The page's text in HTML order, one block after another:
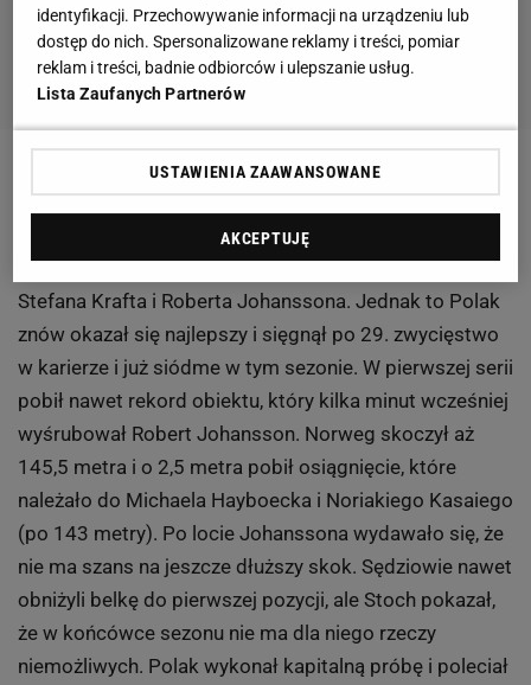
2 z 6
Niebotyczny poziom konkursu
Co to było za show w wykonaniu Kamila Stocha,
Stefana Krafta i Roberta Johanssona. Jednak to Polak
znów okazał się najlepszy i sięgnął po 29. zwycięstwo
w karierze i już siódme w tym sezonie. W pierwszej serii
pobił nawet rekord obiektu, który kilka minut wcześniej
wyśrubował Robert Johansson. Norweg skoczył aż
145,5 metra i o 2,5 metra pobił osiągnięcie, które
należało do Michaela Hayboecka i Noriakiego Kasaiego
(po 143 metry). Po locie Johanssona wydawało się, że
nie ma szans na jeszcze dłuższy skok. Sędziowie nawet
obniżyli belkę do pierwszej pozycji, ale Stoch pokazał,
że w końcówce sezonu nie ma dla niego rzeczy
niemożliwych. Polak wykonał kapitalną próbę i poleciał
identyfikacji. Przechowywanie informacji na urządzeniu lub
dostęp do nich. Spersonalizowane reklamy i treści, pomiar
reklam i treści, badnie odbiorców i ulepszanie usług.
Lista Zaufanych Partnerów
USTAWIENIA ZAAWANSOWANE
AKCEPTUJĘ